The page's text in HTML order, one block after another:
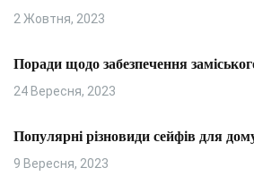
2 Жовтня, 2023
Поради щодо забезпечення
24 Вересня, 2023
Популярні різновиди сейфів для
9 Вересня, 2023